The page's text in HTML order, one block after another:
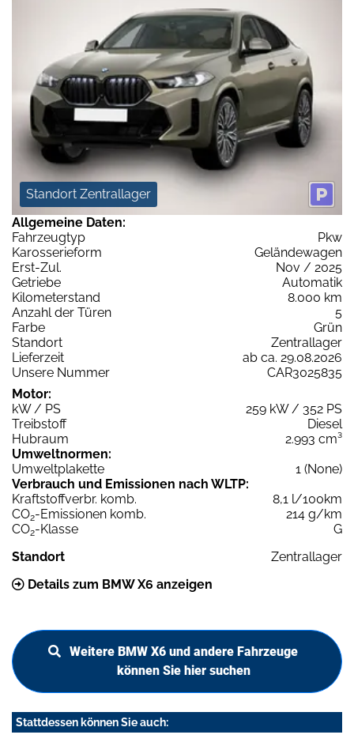
Standort Zentrallager
Allgemeine Daten:
Fahrzeugtyp
Pkw
Karosserieform
Geländewagen
Erst-Zul.
Nov / 2025
Getriebe
Automatik
Kilometerstand
8.000 km
Anzahl der Türen
5
Farbe
Grün
Standort
Zentrallager
Lieferzeit
ab ca. 29.08.2026
Unsere Nummer
CAR3025835
Motor:
kW / PS
259 kW / 352 PS
Treibstoff
Diesel
Hubraum
2.993 cm³
Umweltnormen:
Umweltplakette
1 (None)
Verbrauch und Emissionen nach WLTP:
Kraftstoffverbr. komb.
8,1 l/100km
CO2-Emissionen komb.
214 g/km
CO2-Klasse
G
Standort
Zentrallager
Details zum BMW X6 anzeigen
Weitere BMW X6 und andere Fahrzeuge
können Sie hier suchen
Stattdessen können Sie auch: